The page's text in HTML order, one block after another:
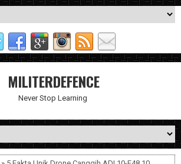
MILITERDEFENCE
Never Stop Learning